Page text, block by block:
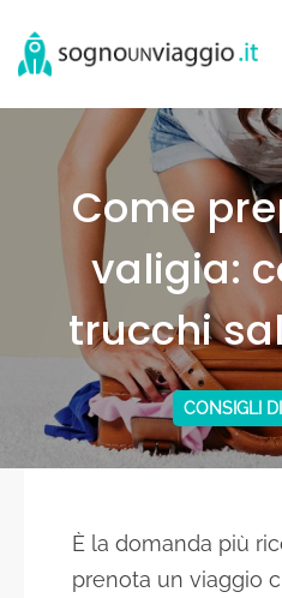
Come
valigia:
trucchi
CONSIGLI
È la domanda più
prenota un viaggio